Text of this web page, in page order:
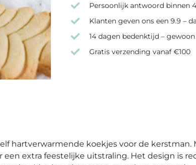
Persoonlijk antwoord binnen
Klanten geven ons een 9.9 –
14 dagen bedenktijd –
Gratis verzending vanaf €100
hartverwarmende koekjes voor de
extra feestelijke uitstraling. Het design is